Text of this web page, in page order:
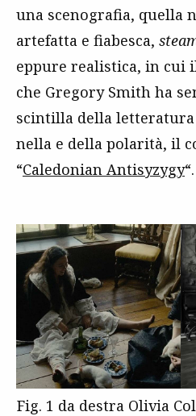
una scenografia, quella
artefatta e fiabesca,
eppure realistica, in cui
che Gregory Smith ha
scintilla della letteratura
nella e della polarità, il
“Caledonian Antisyzygy“.
Fig. 1 da destra Olivia